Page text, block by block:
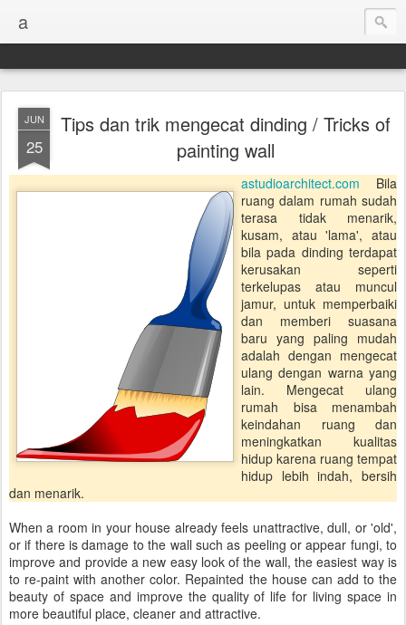
a
JUN
25
Tips dan trik mengecat dinding / Tricks of
painting wall
astudioarchitect.com Bila
ruang dalam rumah sudah
terasa tidak menarik,
kusam, atau 'lama', atau
bila pada dinding terdapat
kerusakan seperti
terkelupas atau muncul
jamur, untuk memperbaiki
dan memberi suasana
baru yang paling mudah
adalah dengan mengecat
ulang dengan warna yang
lain. Mengecat ulang
rumah bisa menambah
keindahan ruang dan
meningkatkan kualitas
hidup karena ruang tempat
hidup lebih indah, bersih
dan menarik.
When a room in your house already feels unattractive, dull, or 'old',
or if there is damage to the wall such as peeling or appear fungi, to
improve and provide a new easy look of the wall, the easiest way is
to re-paint with another color. Repainted the house can add to the
beauty of space and improve the quality of life for living space in
more beautiful place, cleaner and attractive.